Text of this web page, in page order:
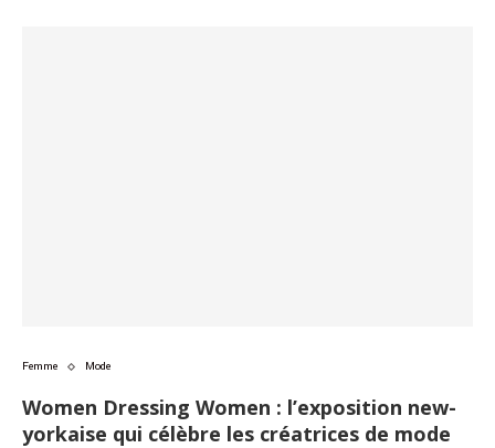
Femme Mode
Women Dressing Women : l’exposition new-
yorkaise qui célèbre les créatrices de mode